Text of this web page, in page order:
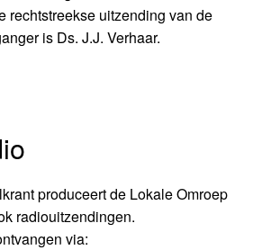
rechtstreekse uitzending van de
is Ds. J.J. Verhaar.
produceert de Lokale Omroep
radiouitzendingen.
via: